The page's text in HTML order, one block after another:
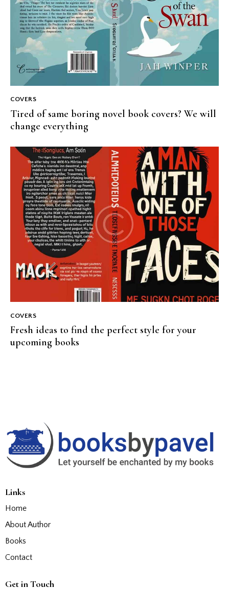
COVERS
Tired of same boring novel book covers? We will
change everything
COVERS
Fresh ideas to find the perfect style for your
upcoming books
Links
Home
About Author
Books
Contact
Get in Touch